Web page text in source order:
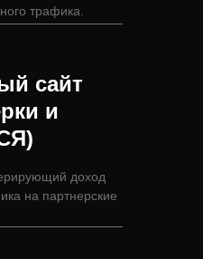
трафика.
сайт
и
доход
на партнерские